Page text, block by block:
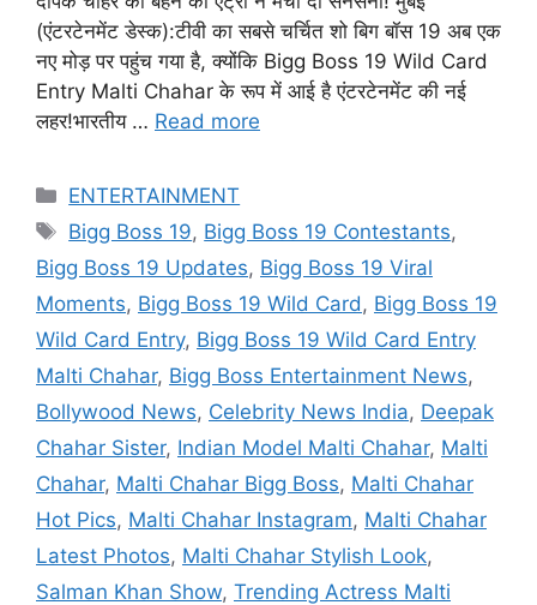
(एंटरटेनमेंट डेस्क):टीवी का सबसे चर्चित शो बिग बॉस 19 अब एक
नए मोड़ पर पहुंच गया है, क्योंकि Bigg Boss 19 Wild Card
Entry Malti Chahar के रूप में आई है एंटरटेनमेंट की नई
लहर!भारतीय … Read more
Categories
ENTERTAINMENT
Tags
Bigg Boss 19, Bigg Boss 19 Contestants,
Bigg Boss 19 Updates, Bigg Boss 19 Viral
Moments, Bigg Boss 19 Wild Card , Bigg Boss 19
Wild Card Entry, Bigg Boss 19 Wild Card Entry
Malti Chahar, Bigg Boss Entertainment News,
Bollywood News, Celebrity News India, Deepak
Chahar Sister, Indian Model Malti Chahar, Malti
Chahar, Malti Chahar Bigg Boss, Malti Chahar
Hot Pics, Malti Chahar Instagram, Malti Chahar
Latest Photos, Malti Chahar Stylish Look,
Salman Khan Show, Trending Actress Malti